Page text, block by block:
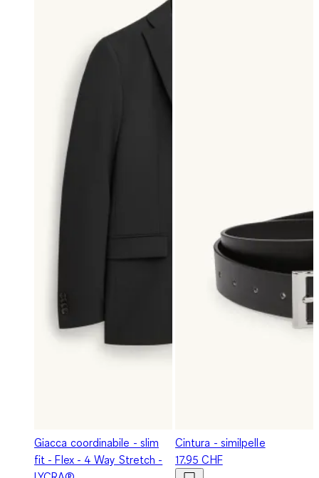
Giacca coordinabile - slim
fit - Flex - 4 Way Stretch -
Cintura - similpelle
17.95 CHF